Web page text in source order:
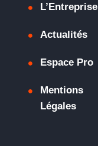
L’Entreprise
Actualités
Espace Pro
Mentions
Légales